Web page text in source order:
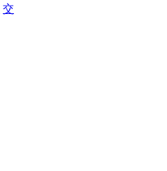
交